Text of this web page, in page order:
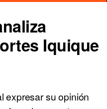
Iquique
expresar su opinión